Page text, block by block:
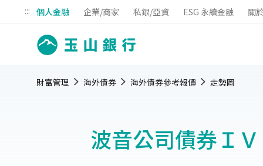
::: 個人金融 企業/商家 私銀/亞資 ESG 永續金融 關
波音公司債券ＩＶ
財富管理 海外債券 海外債券參考報價 走勢圖